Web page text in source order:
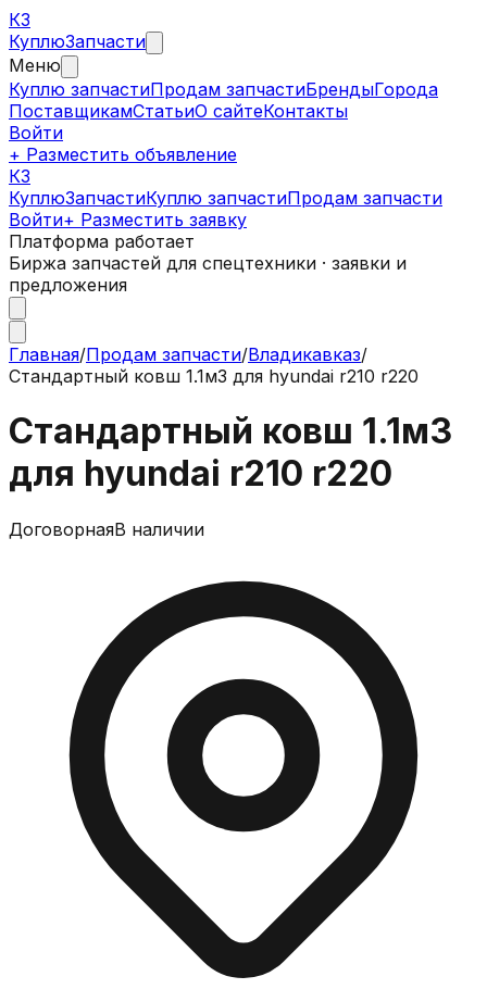
КЗ
КуплюЗапчасти
Меню
Куплю запчастиПродам запчастиБрендыГорода
ПоставщикамСтатьиО сайтеКонтакты
Войти
+ Разместить объявление
КЗ
КуплюЗапчастиКуплю запчастиПродам запчасти
Войти+ Разместить заявку
Платформа работает
Биржа запчастей для спецтехники · заявки и
предложения
Главная/Продам запчасти/Владикавказ/
Стандартный ковш 1.1м3 для hyundai r210 r220
Стандартный ковш 1.1м3
для hyundai r210 r220
ДоговорнаяВ наличии